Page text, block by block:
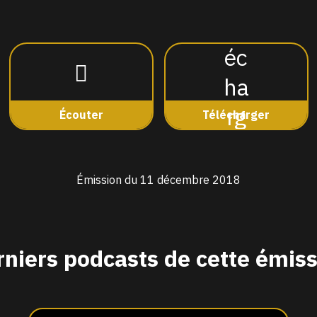
Écouter Télécharger
Émission du 11 décembre 2018
podcasts de cette